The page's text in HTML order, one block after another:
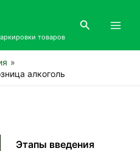
товаров
Поиск
алкоголь
Этапы введения